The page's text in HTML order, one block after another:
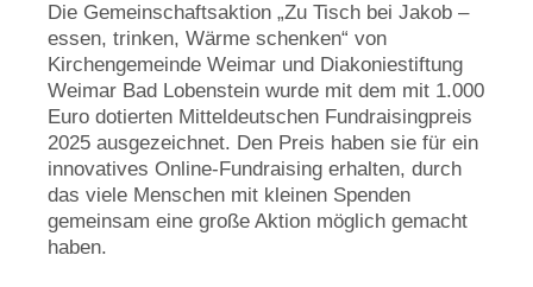
Die Gemeinschaftsaktion „Zu Tisch bei Jakob –
essen, trinken, Wärme schenken“ von
Kirchengemeinde Weimar und Diakoniestiftung
Weimar Bad Lobenstein wurde mit dem mit 1.000
Euro dotierten Mitteldeutschen Fundraisingpreis
2025 ausgezeichnet. Den Preis haben sie für ein
innovatives Online-Fundraising erhalten, durch
das viele Menschen mit kleinen Spenden
gemeinsam eine große Aktion möglich gemacht
haben.